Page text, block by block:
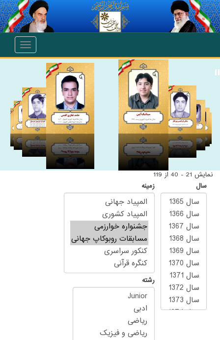
انتقال به محتوای اصلی
Toggle
نمایش 21 - 40 از 119
سال
زمینه
رشته